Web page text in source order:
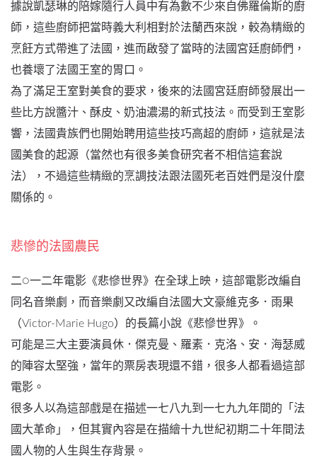
據說凱瑟琳的陪嫁隨行人員中有為數不少來自佛羅倫斯的廚
師，這些廚師把當時義大利相對於法蘭西來說，較為精緻的
烹飪方式帶進了法國，進而啟發了當時的法國宮廷廚師們，
也養壞了法國王室的胃口。
為了滿足王室對美食的要求，後來的法國宮廷廚師發展出一
些比方說醬汁、酥皮、奶油濃湯的新式技法。而受到王室影
響，法國貴族們也開始聘用這些技巧高超的廚師，這就是法
國美食的起源（當然也有很多美食研究者不相信這套說
法），不過這些精緻的烹調技法跟法國死老百姓們是沒什麼
關係的。
悲慘的法國農民
二○一二年電影《悲慘世界》在全球上映，這部電影改編自
同名音樂劇，而音樂劇又改編自法國大文豪維克多．雨果
（Victor-Marie Hugo）的長篇小說《悲慘世界》。
可能是三大主要演員休．傑克曼、羅素．克洛、安．海瑟威
的陣容太堅強，當年的票房表現還不錯，很多人都看過這部
電影。
很多人以為這部戲是在描述一七八九到一七九九年間的「法
國大革命」，但其實內容是在描繪十九世紀初期二十年間法
國人物的人生與生存背景。